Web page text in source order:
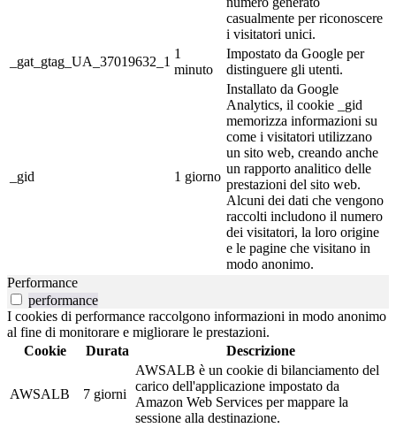
casualmente per riconoscere
i visitatori unici.
_gat_gtag_UA_37019632_1
1
minuto
Impostato da Google per
distinguere gli utenti.
_gid 1 giorno
Installato da Google
Analytics, il cookie _gid
memorizza informazioni su
come i visitatori utilizzano
un sito web, creando anche
un rapporto analitico delle
prestazioni del sito web.
Alcuni dei dati che vengono
raccolti includono il numero
dei visitatori, la loro origine
e le pagine che visitano in
modo anonimo.
Performance
performance
I cookies di performance raccolgono informazioni in modo anonimo
al fine di monitorare e migliorare le prestazioni.
Cookie
Durata Descrizione
AWSALB 7 giorni
AWSALB è un cookie di bilanciamento del
carico dell'applicazione impostato da
Amazon Web Services per mappare la
sessione alla destinazione.